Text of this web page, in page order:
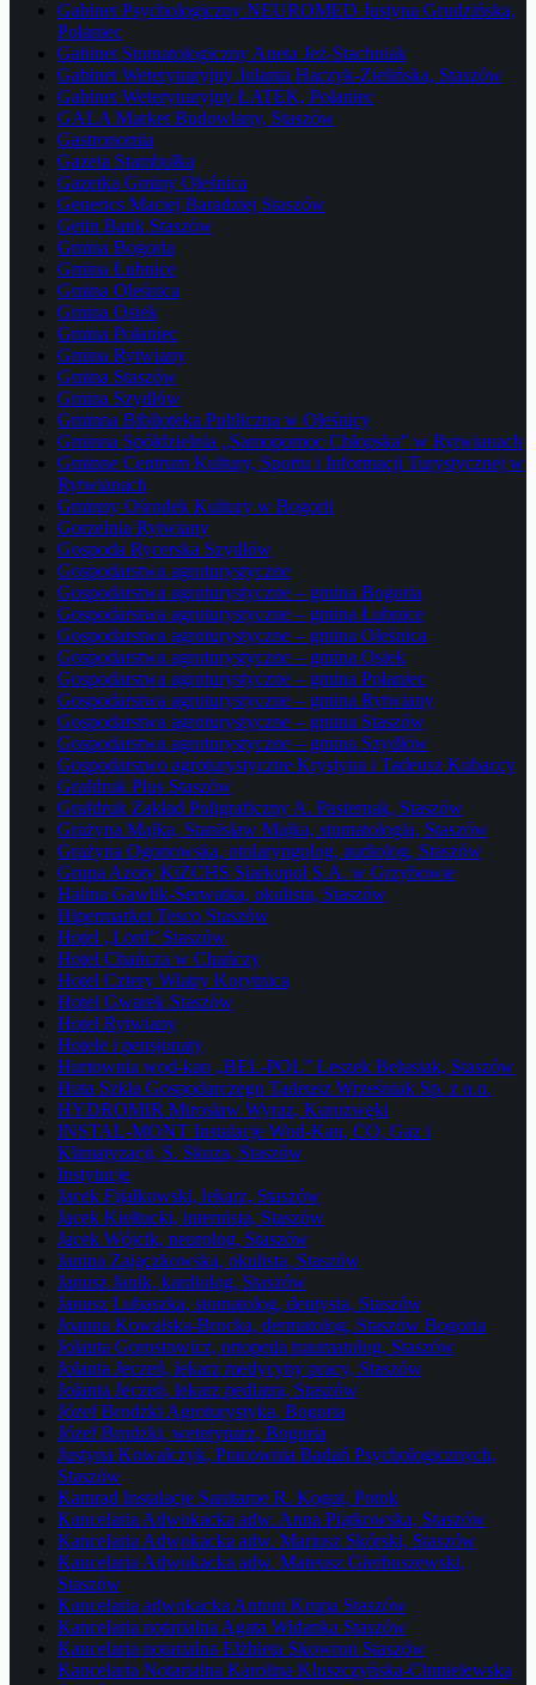
Gabinet Psychologiczny NEUROMED Justyna Grudzińska,
Połaniec
Gabinet Stomatologiczny Aneta Jeż-Stachniak
Gabinet Weterynaryjny Jolanta Haczyk-Zielińska, Staszów
Gabinet Weterynaryjny ŁATEK, Połaniec
GALA Market Budowlany, Staszów
Gastronomia
Gazeta Stambułka
Gazetka Gminy Oleśnica
Generics Maciej Baradziej Staszów
Getin Bank Staszów
Gmina Bogoria
Gmina Łubnice
Gmina Oleśnica
Gmina Osiek
Gmina Połaniec
Gmina Rytwiany
Gmina Staszów
Gmina Szydłów
Gminna Biblioteka Publiczna w Oleśnicy
Gminna Spółdzielnia „Samopomoc Chłopska” w Rytwianach
Gminne Centrum Kultury, Sportu i Informacji Turystycznej w
Rytwianach
Gminny Ośrodek Kultury w Bogorii
Gorzelnia Rytwiany
Gospoda Rycerska Szydłów
Gospodarstwa agroturystyczne
Gospodarstwa agroturystyczne – gmina Bogoria
Gospodarstwa agroturystyczne – gmina Łubnice
Gospodarstwa agroturystyczne – gmina Oleśnica
Gospodarstwa agroturystyczne – gmina Osiek
Gospodarstwa agroturystyczne – gmina Połaniec
Gospodarstwa agroturystyczne – gmina Rytwiany
Gospodarstwa agroturystyczne – gmina Staszów
Gospodarstwa agroturystyczne – gmina Szydłów
Gospodarstwo agroturystyczne Krystyna i Tadeusz Kubaccy
Grafdruk Plus Staszów
Grafdruk Zakład Poligraficzny A. Pasternak, Staszów
Grażyna Majka, Stanisław Majka, stomatologia, Staszów
Grażyna Ogonowska, otolaryngolog, audiolog, Staszów
Grupa Azoty KiZCHS Siarkopol S.A. w Grzybowie
Halina Gawlik-Serwatka, okulista, Staszów
Hipermarket Tesco Staszów
Hotel „Lord” Staszów
Hotel Chańcza w Chańczy
Hotel Cztery Wiatry Korytnica
Hotel Gwarek Staszów
Hotel Rytwiany
Hotele i pensjonaty
Hurtownia wod-kan „BEL-POL” Leszek Belusiak, Staszów
Huta Szkła Gospodarczego Tadeusz Wrześniak Sp. z o.o.
HYDROMIR Mirosław Wyraz, Kurozwęki
INSTAL-MONT Instalacje Wod-Kan, CO, Gaz i
Klimatyzacji, S. Skuza, Staszów
Instytucje
Jacek Fijałkowski, lekarz, Staszów
Jacek Kiełtucki, internista, Staszów
Jacek Wójcik, neurolog, Staszów
Janina Zajączkowska, okulista, Staszów
Janusz Janik, kardiolog, Staszów
Janusz Lubaszka, stomatolog, dentysta, Staszów
Joanna Kowalska-Brocka, dermatolog, Staszów Bogoria
Jolanta Gorostowicz, ortopeda traumatolog, Staszów
Jolanta Jeczeń, lekarz medycyny pracy, Staszów
Jolanta Jeczeń, lekarz pediatra, Staszów
Józef Brodzki Agroturystyka, Bogoria
Józef Brodzki, weterynarz, Bogoria
Justyna Kowalczyk, Pracownia Badań Psychologicznych,
Staszów
Kamrad Instalacje Sanitarne R. Kogut, Potok
Kancelaria Adwokacka adw. Anna Piątkowska, Staszów
Kancelaria Adwokacka adw. Mariusz Skórski, Staszów
Kancelaria Adwokacka adw. Mateusz Gierbuszewski,
Staszów
Kancelaria adwokacka Antoni Krupa Staszów
Kancelaria notarialna Agata Widanka Staszów
Kancelaria notarialna Elżbieta Skowron Staszów
Kancelaria Notarialna Karolina Kluszczyńska-Chmielewska